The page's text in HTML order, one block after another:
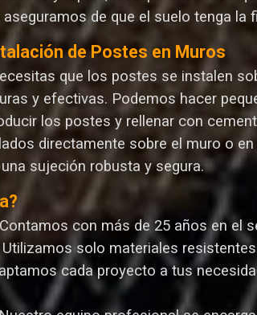
aseguramos de que el suelo tenga la
de Postes en Muros
que los postes se instalen
y efectivas. Podemos hacer
los postes y rellenar con
directamente sobre el muro o
sujeción robusta y segura.
con más de 25 años en el
Utilizamos solo materiales
cada proyecto a tus